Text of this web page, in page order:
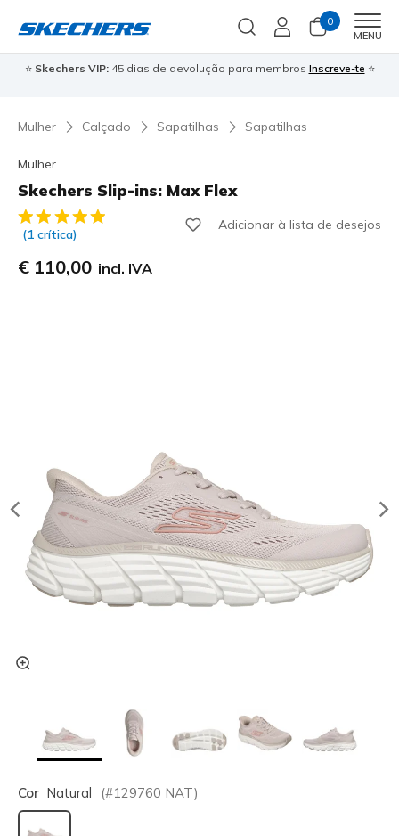
0
MENU
⭐ Skechers VIP:45 dias de devolução para membros Inscreve-te ⭐
Mulher Calçado Sapatilhas Sapatilhas
Mulher
Skechers Slip-ins: Max Flex
5 de 5 – Classificação do cliente
(1 crítica)
Adicionar à lista de desejos
€ 110,00 incl. IVA
Cor Natural (#129760 NAT)